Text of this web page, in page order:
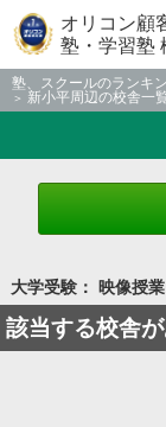
オリコン顧
塾・学習塾
塾、スクールのランキ
新小平周辺の校舎一
大学受験： 映像授業
該当する校舎が